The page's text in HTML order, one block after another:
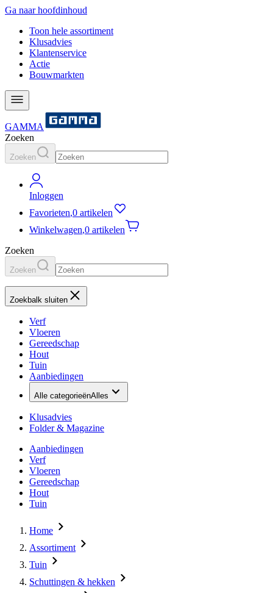
Ga naar hoofdinhoud
Toon hele assortiment
Klusadvies
Klantenservice
Actie
Bouwmarkten
GAMMA
Zoeken
Zoeken
Inloggen
Favorieten,0 artikelen
Winkelwagen,0 artikelen
Zoeken
Zoeken
Zoekbalk sluiten
Verf
Vloeren
Gereedschap
Hout
Tuin
Aanbiedingen
Alle categorieënAlles
Klusadvies
Folder & Magazine
Aanbiedingen
Verf
Vloeren
Gereedschap
Hout
Tuin
Home
Assortiment
Tuin
Schuttingen & hekken